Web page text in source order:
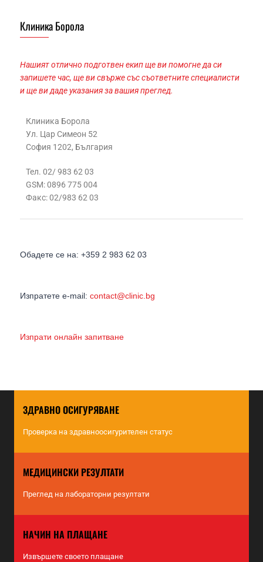
Клиника Борола
Нашият отлично подготвен екип ще ви помогне да си
запишете час, ще ви свърже със съответните специалисти
и ще ви даде указания за вашия преглед.
Клиника Борола
Ул. Цар Симеон 52
София 1202, България
Тел. 02/ 983 62 03
GSM: 0896 775 004
Факс: 02/983 62 03
Обадете се на: +359 2 983 62 03
Изпратете e-mail: contact@clinic.bg
Изпрати онлайн запитване
ЗДРАВНО ОСИГУРЯВАНЕ
Проверка на здравноосигурителен статус
МЕДИЦИНСКИ РЕЗУЛТАТИ
Преглед на лабораторни резултати
НАЧИН НА ПЛАЩАНЕ
Извършете своето плащане